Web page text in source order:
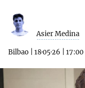
Asier Medina
Bilbao 18·05·26 17:00